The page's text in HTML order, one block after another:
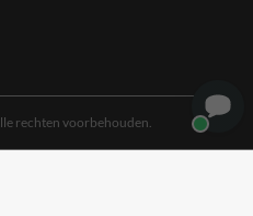
rechten voorbehouden.